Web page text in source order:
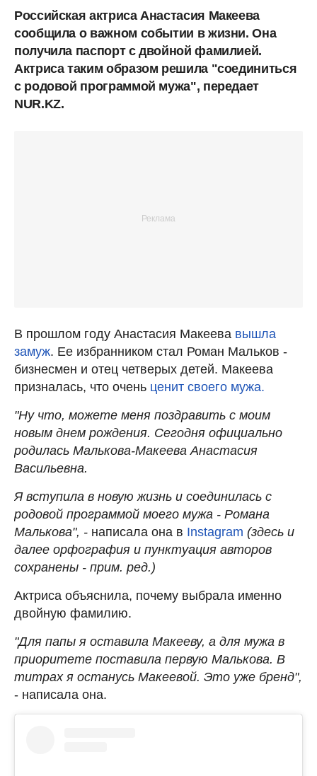
Российская актриса Анастасия Макеева
сообщила о важном событии в жизни. Она
получила паспорт с двойной фамилией.
Актриса таким образом решила "соединиться
с родовой программой мужа", передает
NUR.KZ.
В прошлом году Анастасия Макеева вышла
замуж. Ее избранником стал Роман Мальков -
бизнесмен и отец четверых детей. Макеева
призналась, что очень ценит своего мужа.
"Ну что, можете меня поздравить с моим
новым днем рождения. Сегодня официально
родилась Малькова-Макеева Анастасия
Васильевна.
Я вступила в новую жизнь и соединилась с
родовой программой моего мужа - Романа
Малькова", - написала она в Instagram (здесь и
далее орфография и пунктуация авторов
сохранены - прим. ред.)
Актриса объяснила, почему выбрала именно
двойную фамилию.
"Для папы я оставила Макееву, а для мужа в
приоритете поставила первую Малькова. В
титрах я останусь Макеевой. Это уже бренд",
- написала она.